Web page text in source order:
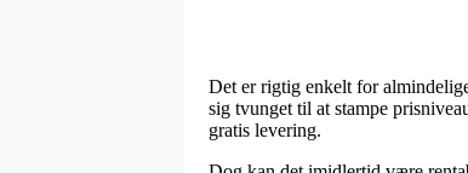
Det er rigtig enkelt for
sig tvunget til at stampe
gratis levering.